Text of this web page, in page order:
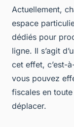
Actuellement,
espace
dédiés pour
ligne. Il s’agit
cet effet, c’est-
vous pouvez
fiscales en
déplacer.